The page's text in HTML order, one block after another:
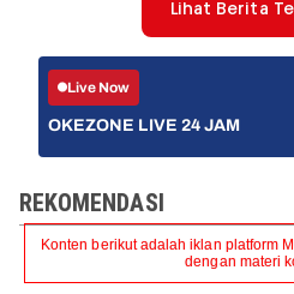
Lihat Berita
Live Now
OKEZONE LIVE 24 JAM